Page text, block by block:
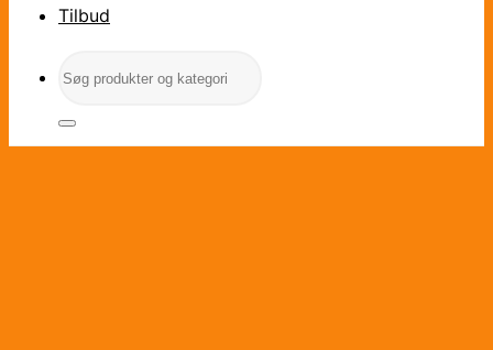
Tilbud
efter: